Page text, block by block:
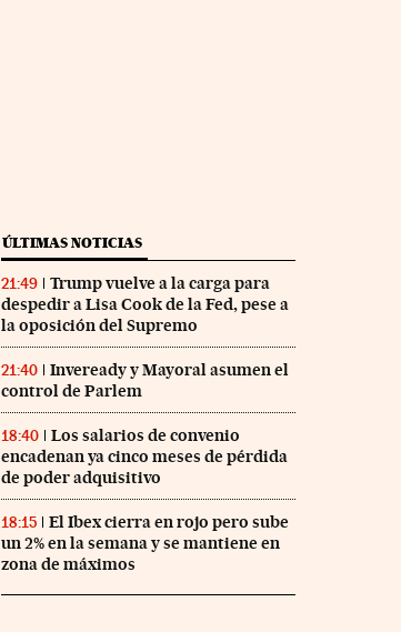
ÚLTIMAS NOTICIAS
21:49
Trump vuelve a la carga para
despedir a Lisa Cook de la Fed, pese a
la oposición del Supremo
21:40
Inveready y Mayoral asumen el
control de Parlem
18:40
Los salarios de convenio
encadenan ya cinco meses de pérdida
de poder adquisitivo
18:15
El Ibex cierra en rojo pero sube
un 2% en la semana y se mantiene en
zona de máximos